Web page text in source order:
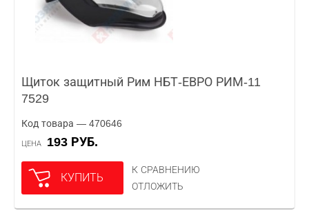
Щиток защитный Рим НБТ-ЕВРО РИМ-11
7529
Код товара — 470646
ЦЕНА 193 РУБ.
КУПИТЬ
К СРАВНЕНИЮ
ОТЛОЖИТЬ